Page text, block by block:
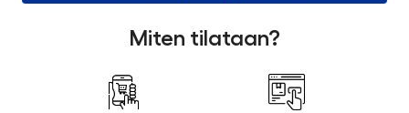
Miten tilataan?